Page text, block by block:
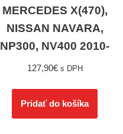
MERCEDES X(470),
NISSAN NAVARA,
NP300, NV400 2010-
127,90€ s DPH
Pridať do košíka